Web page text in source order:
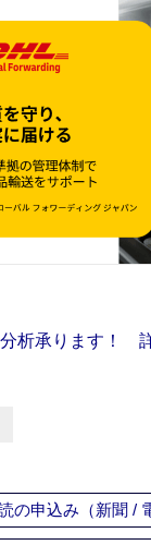
析承ります！
の申込み（新聞 /